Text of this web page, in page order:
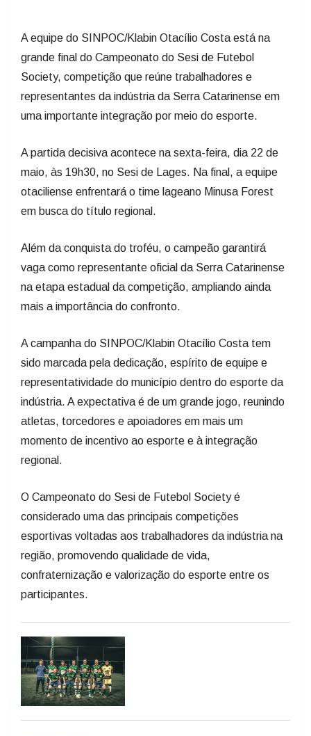
A equipe do SINPOC/Klabin Otacílio Costa está na
grande final do Campeonato do Sesi de Futebol
Society, competição que reúne trabalhadores e
representantes da indústria da Serra Catarinense em
uma importante integração por meio do esporte.
A partida decisiva acontece na sexta-feira, dia 22 de
maio, às 19h30, no Sesi de Lages. Na final, a equipe
otaciliense enfrentará o time lageano Minusa Forest
em busca do título regional.
Além da conquista do troféu, o campeão garantirá
vaga como representante oficial da Serra Catarinense
na etapa estadual da competição, ampliando ainda
mais a importância do confronto.
A campanha do SINPOC/Klabin Otacílio Costa tem
sido marcada pela dedicação, espírito de equipe e
representatividade do município dentro do esporte da
indústria. A expectativa é de um grande jogo, reunindo
atletas, torcedores e apoiadores em mais um
momento de incentivo ao esporte e à integração
regional.
O Campeonato do Sesi de Futebol Society é
considerado uma das principais competições
esportivas voltadas aos trabalhadores da indústria na
região, promovendo qualidade de vida,
confraternização e valorização do esporte entre os
participantes.